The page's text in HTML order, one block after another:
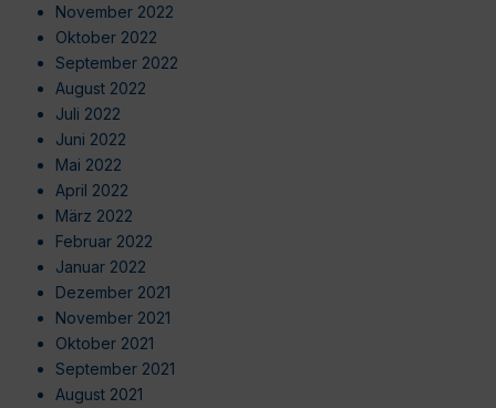
November 2022
Oktober 2022
September 2022
August 2022
Juli 2022
Juni 2022
Mai 2022
April 2022
März 2022
Februar 2022
Januar 2022
Dezember 2021
November 2021
Oktober 2021
September 2021
August 2021